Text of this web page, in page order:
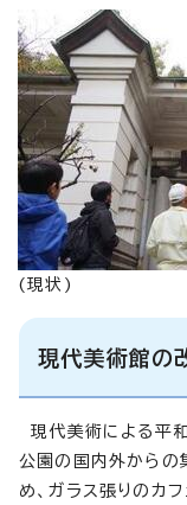
(現状)
現代美術館の
現代美術による平
公園の国内外からの
め、ガラス張りのカ